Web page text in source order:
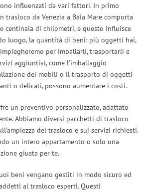
influenzati da vari fattori. In primo
trasloco da Venezia a Baia Mare comporta
centinaia di chilometri, e questo influisce
luogo, la quantità di beni: più oggetti hai,
per imballarli, trasportarli e
aggiuntivi, come l’imballaggio
dei mobili o il trasporto di oggetti
o delicati, possono aumentare i costi.
un preventivo personalizzato, adattato
Abbiamo diversi pacchetti di trasloco
del trasloco e sui servizi richiesti.
un intero appartamento o solo una
giusta per te.
beni vengano gestiti in modo sicuro ed
al trasloco esperti. Questi